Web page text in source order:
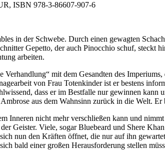
ISBN 978-3-86607-907-6
in der Schwebe. Durch einen gewagten
Gepetto, der auch Pinocchio schuf, steckt
arbeiten.
mit dem Gesandten des
von Frau Totenkinder ist er bestens
dass er im Bestfalle nur gewinnen
aus dem Wahnsinn zurück in die Welt.
Inneren nicht mehr verschließen kann und
Geister. Viele, sogar Bluebeard und Shere
nun den Kräften öffnet, die nur auf ihn
bald einer großen Herausforderung stellen